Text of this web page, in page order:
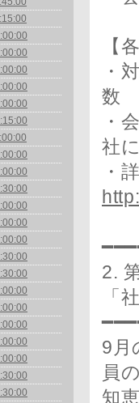
【
・
数
・
社
・
2.
「
9月
員
知